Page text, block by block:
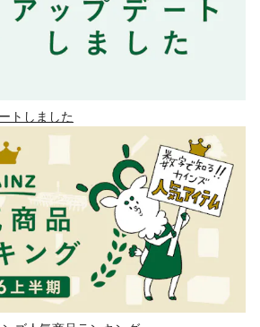
トしました